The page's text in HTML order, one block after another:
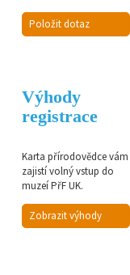
Položit dotaz
Výhody
registrace
Karta přírodovědce vám
zajistí volný vstup do
muzeí PřF UK.
Zobrazit výhody